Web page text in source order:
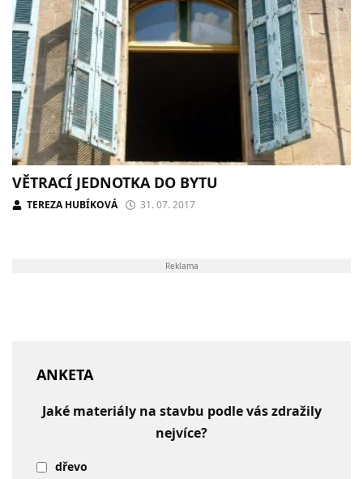
VĚTRACÍ JEDNOTKA DO BYTU
TEREZA HUBÍKOVÁ 31. 07. 2017
Reklama
ANKETA
Jaké materiály na stavbu podle vás zdražily
nejvíce?
dřevo